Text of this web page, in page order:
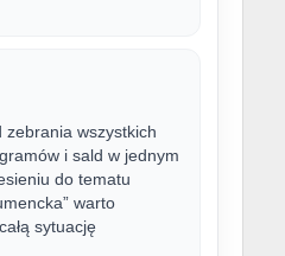
zebrania wszystkich
i sald w jednym
do tematu
warto
sytuację